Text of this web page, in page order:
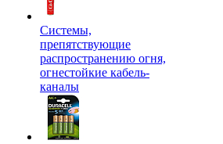
Системы,
препятствующие
распространению огня,
огнестойкие кабель-
каналы